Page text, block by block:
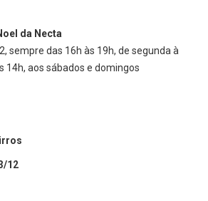
da Necta
sempre das 16h às 19h, de segunda à
14h, aos sábados e domingos
12